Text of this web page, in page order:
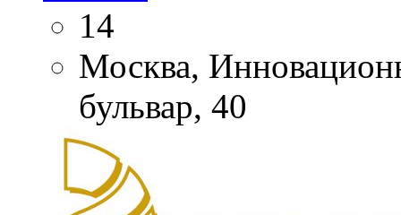
14
Москва,
бульвар, 40